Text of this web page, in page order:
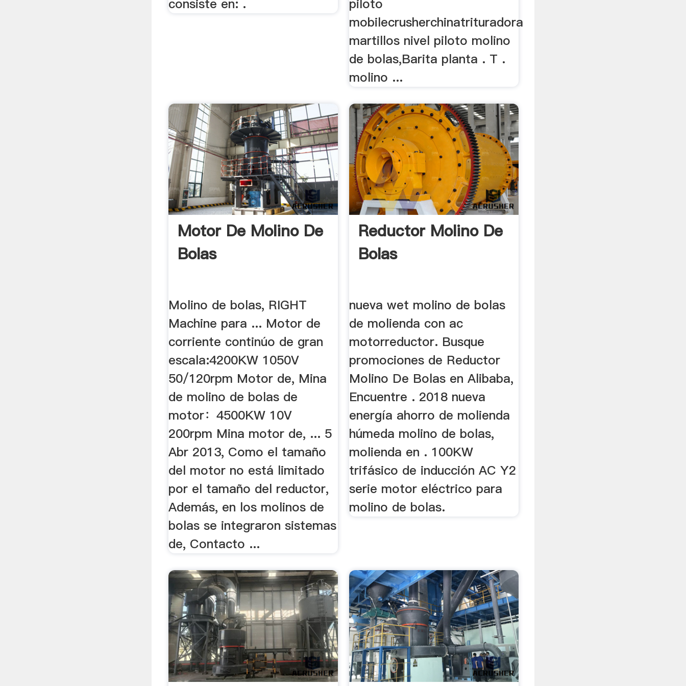
consiste en: .
piloto
mobilecrusherchinatrituradora
martillos nivel piloto molino
de bolas,Barita planta . T .
molino ...
Motor De Molino De
Bolas
Molino de bolas, RIGHT
Machine para ... Motor de
corriente continúo de gran
escala:4200KW 1050V
50/120rpm Motor de, Mina
de molino de bolas de
motor：4500KW 10V
200rpm Mina motor de, ... 5
Abr 2013, Como el tamaño
del motor no está limitado
por el tamaño del reductor,
Además, en los molinos de
bolas se integraron sistemas
de, Contacto ...
Reductor Molino De
Bolas
nueva wet molino de bolas
de molienda con ac
motorreductor. Busque
promociones de Reductor
Molino De Bolas en Alibaba,
Encuentre . 2018 nueva
energía ahorro de molienda
húmeda molino de bolas,
molienda en . 100KW
trifásico de inducción AC Y2
serie motor eléctrico para
molino de bolas.